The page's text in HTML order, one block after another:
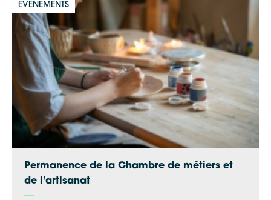
ÉVÉNEMENTS
Permanence de la Chambre de métiers et
de l’artisanat